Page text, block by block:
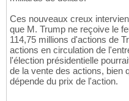
Ces nouveaux creux
que M. Trump ne reçoive le
114,75 millions d'actions de
actions en circulation de
l'élection présidentielle
de la vente des actions, bien
dépende du prix de l'action.